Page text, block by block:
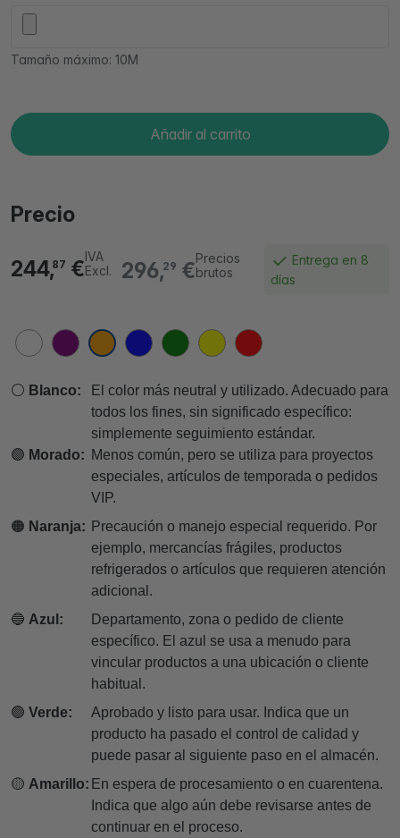
Tamaño máximo: 10M
Añadir al carrito
Precio
296,29 €Precios
brutos
244,87 €IVA
Excl.
Entrega en 8
días
⚪ Blanco:
El color más neutral y utilizado. Adecuado para
todos los fines, sin significado específico:
simplemente seguimiento estándar.
🟣 Morado: Menos común, pero se utiliza para proyectos
especiales, artículos de temporada o pedidos
VIP.
🟠 Naranja: Precaución o manejo especial requerido. Por
ejemplo, mercancías frágiles, productos
refrigerados o artículos que requieren atención
adicional.
🔵 Azul:
Departamento, zona o pedido de cliente
específico. El azul se usa a menudo para
vincular productos a una ubicación o cliente
habitual.
🟢 Verde:
Aprobado y listo para usar. Indica que un
producto ha pasado el control de calidad y
puede pasar al siguiente paso en el almacén.
🟡 Amarillo: En espera de procesamiento o en cuarentena.
Indica que algo aún debe revisarse antes de
continuar en el proceso.